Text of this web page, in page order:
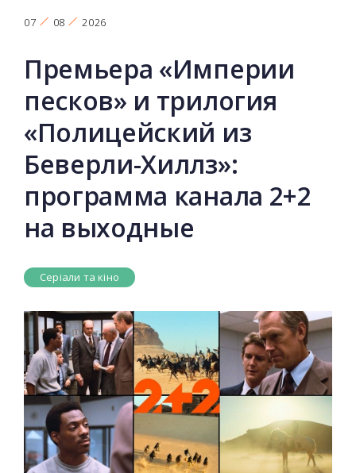
07 08 2026
Премьера «Империи
песков» и трилогия
«Полицейский из
Беверли-Хиллз»:
программа канала 2+2
на выходные
Серіали та кіно